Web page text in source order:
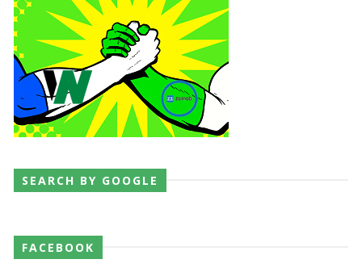
SEARCH BY GOOGLE
FACEBOOK